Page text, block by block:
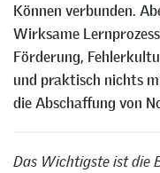
Können verbunden.
Wirksame
Förderung,
und praktisch nichts
die Abschaffung von
Das Wichtigste ist die